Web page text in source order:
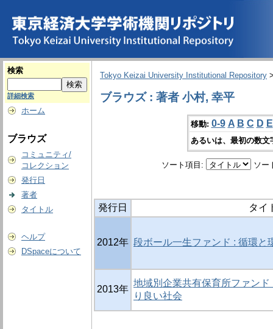
検索
詳細検索
ホーム
ブラウズ
コミュニティ/
コレクション
発行日
著者
タイトル
ヘルプ
DSpaceについて
Tokyo Keizai University Institutional Repository
ブラウズ : 著者 小村, 幸平
移動: 0-9 A B C D E
あるいは、最初の数
ソート項目: ソー
発行日 タイ
2012年 段ボール一生ファンド : 循環と
2013年
地域別企業共有保育所ファン
り良い社会